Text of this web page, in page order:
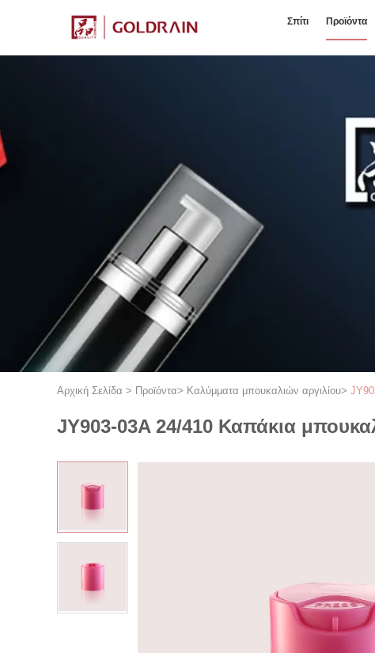
Σπίτι Προϊόντα
Αρχική Σελίδα > Προϊόντα> Καλύμματα μπουκαλιών αργιλίου>
JY903-03A 24/410 Καπάκια